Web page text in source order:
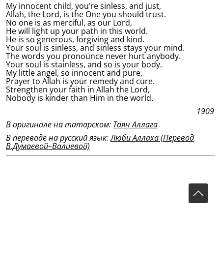
My innocent child, you’re sinless, and just,
Allah, the Lord, is the One you should trust.
No one is as merciful, as our Lord,
He will light up your path in this world.
He is so generous, forgiving and kind.
Your soul is sinless, and sinless stays your mind.
The words you pronounce never hurt anybody.
Your soul is stainless, and so is your body.
My little angel, so innocent and pure,
Prayer to Allah is your remedy and cure.
Strengthen your faith in Allah the Lord,
Nobody is kinder than Him in the world.
1909
В оригинале на татарском: Таян Аллага
В переводе на русский язык:Люби Аллаха (Перевод
В.Думаевой–Валиевой)